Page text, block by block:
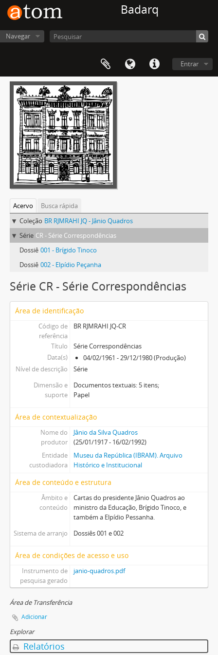
Badarq
Navegar
Entrar
Acervo
Busca rápida
Coleção BR RJMRAHI JQ - Jânio Quadros
Série CR - Série Correspondências
Dossiê 001 - Brígido Tinoco
Dossiê 002 - Elpídio Peçanha
Série CR - Série Correspondências
Área de identificação
Código de
referência
BR RJMRAHI JQ-CR
Título
Série Correspondências
Data(s)
04/02/1961 - 29/12/1980 (Produção)
Nível de descrição
Série
Dimensão e
suporte
Documentos textuais: 5 itens;
Papel
Área de contextualização
Nome do
produtor
Jânio da Silva Quadros
(25/01/1917 - 16/02/1992)
Entidade
custodiadora
Museu da República (IBRAM). Arquivo
Histórico e Institucional
Área de conteúdo e estrutura
Âmbito e
conteúdo
Cartas do presidente Jânio Quadros ao
ministro da Educação, Brígido Tinoco, e
também a Elpídio Pessanha.
Sistema de arranjo
Dossiês 001 e 002
Área de condições de acesso e uso
Instrumento de
pesquisa gerado
janio-quadros.pdf
Área de Transferência
Adicionar
Explorar
Relatórios